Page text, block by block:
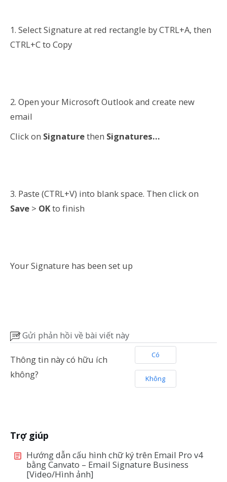
1. Select Signature at red rectangle by CTRL+A, then
CTRL+C to Copy
2. Open your Microsoft Outlook and create new
email
Click on Signaturethen Signatures…
3. Paste (CTRL+V) into blank space. Then click on
Save > OKto finish
Your Signature has been set up
Gửi phản hồi về bài viết này
Thông tin này có hữu ích
không?
Có
Không
Trợ giúp
Hướng dẫn cấu hình chữ ký trên Email Pro v4
bằng Canvato – Email Signature Business
[Video/Hình ảnh]